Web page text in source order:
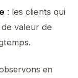
: les clients qui
valeur de
en